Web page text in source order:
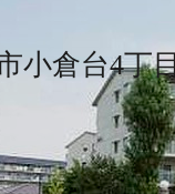
小倉台4丁